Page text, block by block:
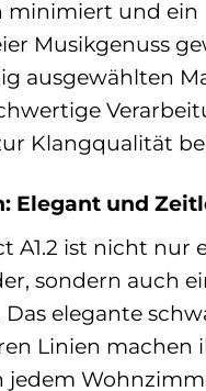
minimiert und ein
Musikgenuss
ausgewählten
Klangqualität
Elegant und
A1.2 ist nicht nur
sondern auch
Das elegante
Linien machen
jedem